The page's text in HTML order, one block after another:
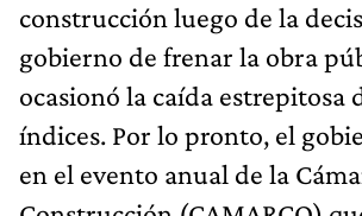
construcción luego de la
gobierno de frenar la obra
ocasionó la caída estrepitosa
índices. Por lo pronto, el
en el evento anual de la